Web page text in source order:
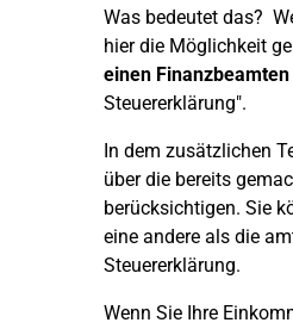
Was bedeutet das?
hier die Möglichkeit
einen Finanzbeamten
Steuererklärung".
In dem zusätzlichen
über die bereits
berücksichtigen. Sie
eine andere als die
Steuererklärung.
Wenn Sie Ihre